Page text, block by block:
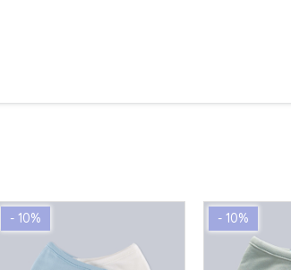
- 10% - 10%